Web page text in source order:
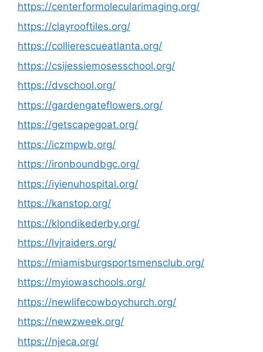
https://centerformolecularimaging.org/
https://clayrooftiles.org/
https://collierescueatlanta.org/
https://csijessiemosesschool.org/
https://dvschool.org/
https://gardengateflowers.org/
https://getscapegoat.org/
https://iczmpwb.org/
https://ironboundbgc.org/
https://iyienuhospital.org/
https://kanstop.org/
https://klondikederby.org/
https://lvjraiders.org/
https://miamisburgsportsmensclub.org/
https://myiowaschools.org/
https://newlifecowboychurch.org/
https://newzweek.org/
https://njeca.org/